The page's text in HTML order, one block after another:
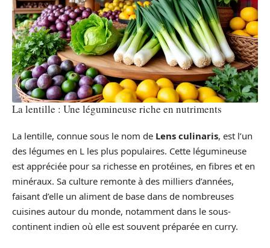
La lentille : Une légumineuse riche en nutriments
La lentille, connue sous le nom de Lens culinaris, est l’un
des légumes en L les plus populaires. Cette légumineuse
est appréciée pour sa richesse en protéines, en fibres et en
minéraux. Sa culture remonte à des milliers d’années,
faisant d’elle un aliment de base dans de nombreuses
cuisines autour du monde, notamment dans le sous-
continent indien où elle est souvent préparée en curry.